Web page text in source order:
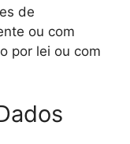
de
ou com
por lei ou com